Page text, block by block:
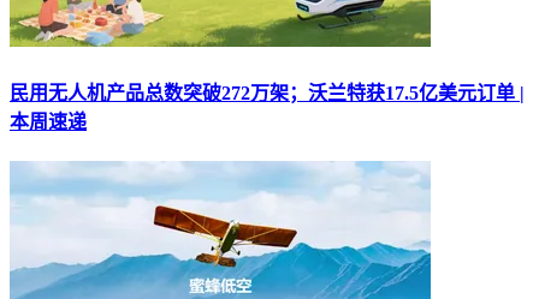
民用无人机产品总数突破272万架；沃兰特获17.5亿美元订单 |
本周速递